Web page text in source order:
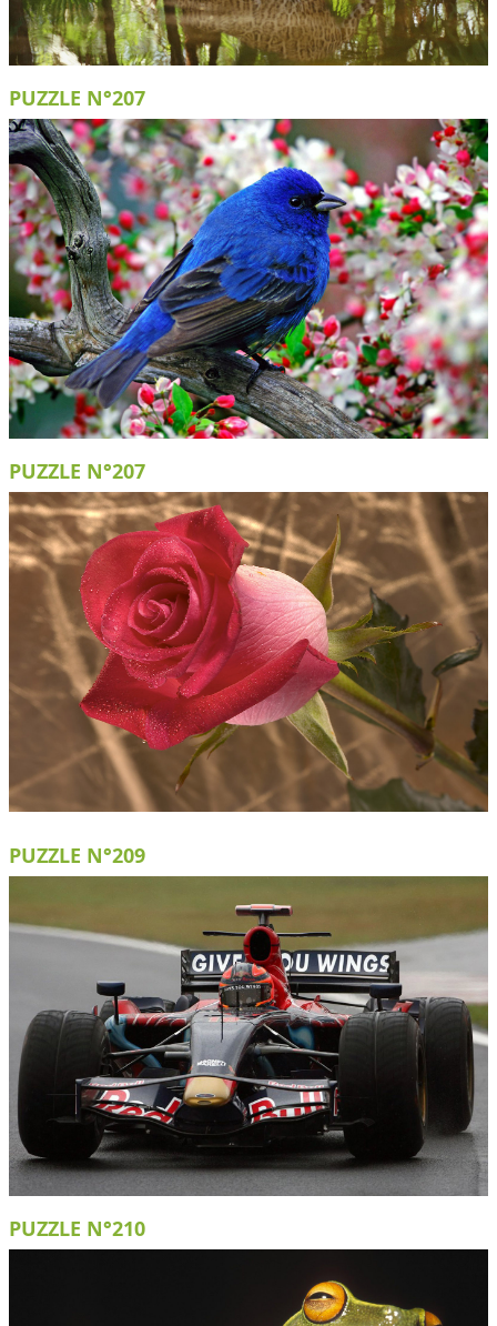
PUZZLE N°207
PUZZLE N°207
PUZZLE N°209
PUZZLE N°210